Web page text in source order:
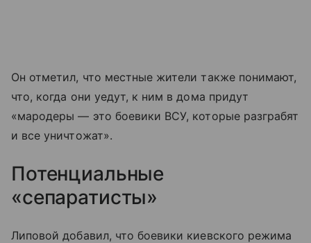
Он отметил, что местные жители также понимают,
что, когда они уедут, к ним в дома придут
«мародеры — это боевики ВСУ, которые разграбят
и все уничтожат».
Потенциальные
«сепаратисты»
Липовой добавил, что боевики киевского режима